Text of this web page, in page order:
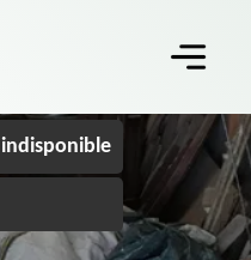
indisponible